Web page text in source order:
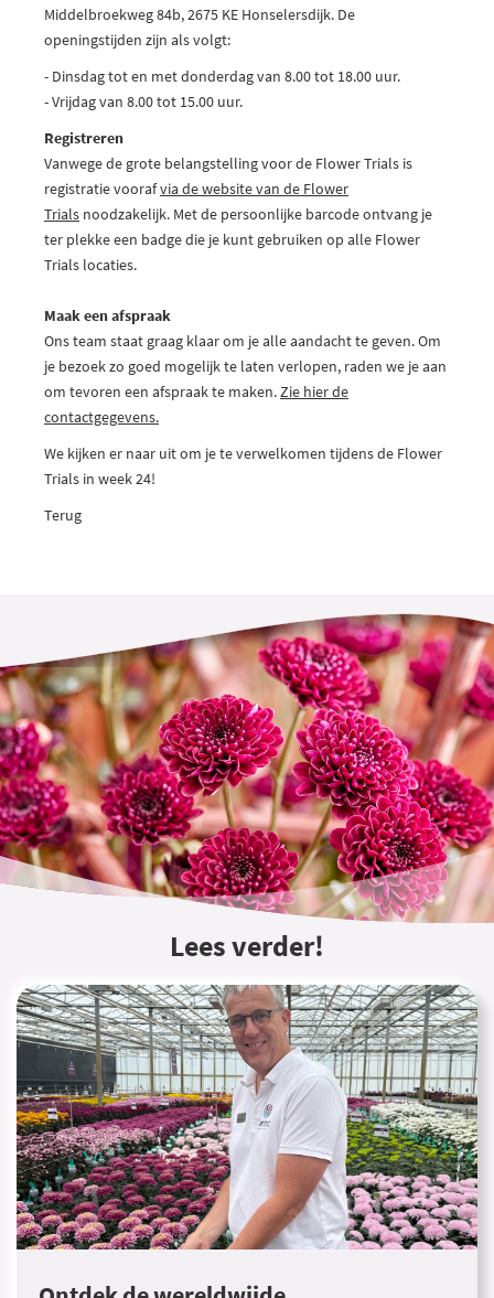
Middelbroekweg 84b, 2675 KE Honselersdijk. De
openingstijden zijn als volgt:
- Dinsdag tot en met donderdag van 8.00 tot 18.00 uur.
- Vrijdag van 8.00 tot 15.00 uur.
Registreren
Vanwege de grote belangstelling voor de Flower Trials is
registratie voorafvia de website van de Flower
Trials noodzakelijk. Met de persoonlijke barcode ontvang je
ter plekke een badge die je kunt gebruiken op alle Flower
Trials locaties.
Maak een afspraak
Ons team staat graag klaar om je alle aandacht te geven. Om
je bezoek zo goed mogelijk te laten verlopen, raden we je aan
om tevoren een afspraak te maken.Zie hier de
contactgegevens.
We kijken er naar uit om je te verwelkomen tijdens de Flower
Trials in week 24!
Terug
Lees verder!